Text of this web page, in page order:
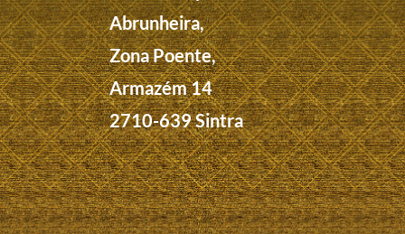
Abrunheira,
Zona Poente,
Armazém 14
2710-639 Sintra